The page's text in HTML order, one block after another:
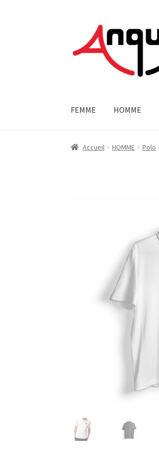
la
navigation
contenu
FEMME HOMME
Accueil HOMME Polo